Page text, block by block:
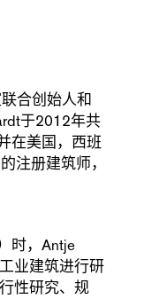
合创始人和
于2012年共
在美国，西班
注册建筑师，
时，Antje
业建筑进行研
性研究、规